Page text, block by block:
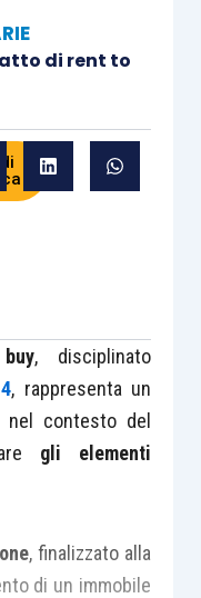
di rent to
, disciplinato
, rappresenta un
contesto del
gli elementi
, finalizzato alla
di un immobile